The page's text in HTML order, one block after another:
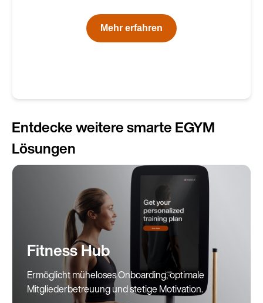
Mehr erfahren
Entdecke weitere smarte EGYM
Lösungen
Fitness Hub
Ermöglicht müheloses Onboarding, optimale
Mitgliederbetreuung und stetige Motivation.